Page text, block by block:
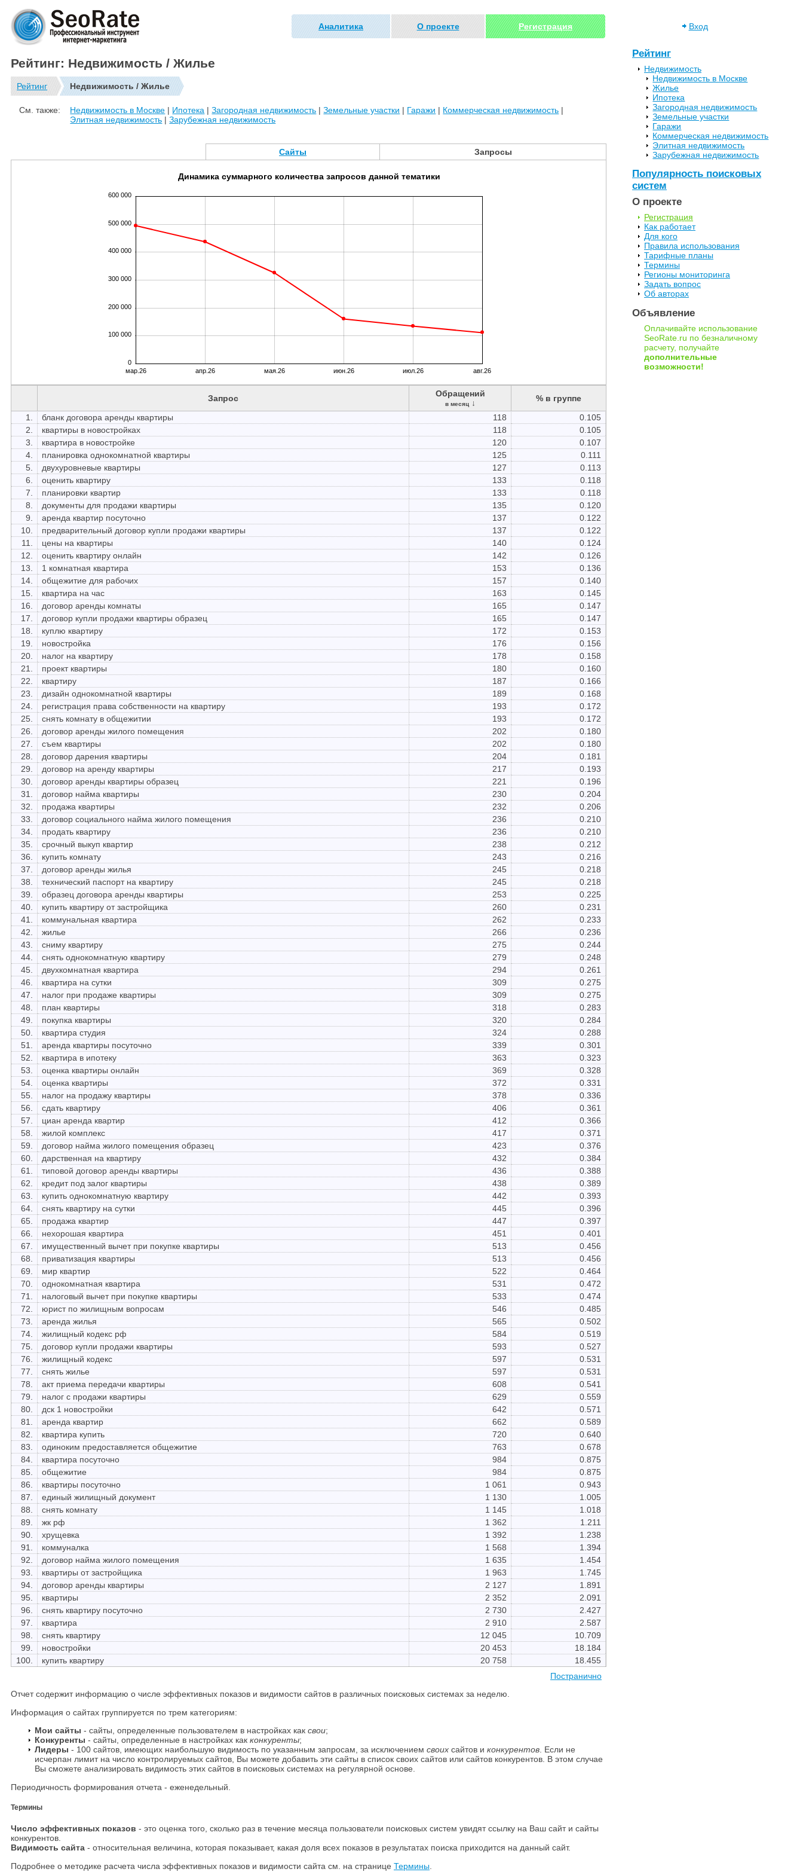
Аналитика О проекте Регистрация Вход
Рейтинг: Недвижимость / Жилье
Рейтинг Недвижимость / Жилье
См. также: Недвижимость в Москве | Ипотека |Загородная недвижимость |Земельные участки | Гаражи | Коммерческая недвижимость |
Элитная недвижимость |Зарубежная недвижимость
Сайты Запросы
0
100 000
200 000
300 000
400 000
500 000
600 000
мар.26 апр.26 мая.26 июн.26 июл.26 авг.26
Динамика суммарного количества запросов данной тематики
Запрос Обращений
в месяц↓
% в группе
1.
бланк договора аренды квартиры 118
0.105
2.
квартиры в новостройках 118
0.105
3.
квартира в новостройке 120
0.107
4.
планировка однокомнатной квартиры 125
0.111
5.
двухуровневые квартиры 127
0.113
6.
оценить квартиру 133
0.118
7.
планировки квартир 133
0.118
8.
документы для продажи квартиры 135
0.120
9.
аренда квартир посуточно 137
0.122
10.
предварительный договор купли продажи квартиры 137
0.122
11.
цены на квартиры 140
0.124
12.
оценить квартиру онлайн 142
0.126
13.
1 комнатная квартира 153
0.136
14.
общежитие для рабочих 157
0.140
15.
квартира на час 163
0.145
16.
договор аренды комнаты 165
0.147
17.
договор купли продажи квартиры образец 165
0.147
18.
куплю квартиру 172
0.153
19.
новостройка 176
0.156
20.
налог на квартиру 178
0.158
21.
проект квартиры 180
0.160
22.
квартиру 187
0.166
23.
дизайн однокомнатной квартиры 189
0.168
24.
регистрация права собственности на квартиру 193
0.172
25.
снять комнату в общежитии 193
0.172
26.
договор аренды жилого помещения 202
0.180
27.
съем квартиры 202
0.180
28.
договор дарения квартиры 204
0.181
29.
договор на аренду квартиры 217
0.193
30.
договор аренды квартиры образец 221
0.196
31.
договор найма квартиры 230
0.204
32.
продажа квартиры 232
0.206
33.
договор социального найма жилого помещения 236
0.210
34.
продать квартиру 236
0.210
35.
срочный выкуп квартир 238
0.212
36.
купить комнату 243
0.216
37.
договор аренды жилья 245
0.218
38.
технический паспорт на квартиру 245
0.218
39.
образец договора аренды квартиры 253
0.225
40.
купить квартиру от застройщика 260
0.231
41.
коммунальная квартира 262
0.233
42.
жилье 266
0.236
43.
сниму квартиру 275
0.244
44.
снять однокомнатную квартиру 279
0.248
45.
двухкомнатная квартира 294
0.261
46.
квартира на сутки 309
0.275
47.
налог при продаже квартиры 309
0.275
48.
план квартиры 318
0.283
49.
покупка квартиры 320
0.284
50.
квартира студия 324
0.288
51.
аренда квартиры посуточно 339
0.301
52.
квартира в ипотеку 363
0.323
53.
оценка квартиры онлайн 369
0.328
54.
оценка квартиры 372
0.331
55.
налог на продажу квартиры 378
0.336
56.
сдать квартиру 406
0.361
57.
циан аренда квартир 412
0.366
58.
жилой комплекс 417
0.371
59.
договор найма жилого помещения образец 423
0.376
60.
дарственная на квартиру 432
0.384
61.
типовой договор аренды квартиры 436
0.388
62.
кредит под залог квартиры 438
0.389
63.
купить однокомнатную квартиру 442
0.393
64.
снять квартиру на сутки 445
0.396
65.
продажа квартир 447
0.397
66.
нехорошая квартира 451
0.401
67.
имущественный вычет при покупке квартиры 513
0.456
68.
приватизация квартиры 513
0.456
69.
мир квартир 522
0.464
70.
однокомнатная квартира 531
0.472
71.
налоговый вычет при покупке квартиры 533
0.474
72.
юрист по жилищным вопросам 546
0.485
73.
аренда жилья 565
0.502
74.
жилищный кодекс рф 584
0.519
75.
договор купли продажи квартиры 593
0.527
76.
жилищный кодекс 597
0.531
77.
снять жилье 597
0.531
78.
акт приема передачи квартиры 608
0.541
79.
налог с продажи квартиры 629
0.559
80.
дск 1 новостройки 642
0.571
81.
аренда квартир 662
0.589
82.
квартира купить 720
0.640
83.
одиноким предоставляется общежитие 763
0.678
84.
квартира посуточно 984
0.875
85.
общежитие 984
0.875
86.
квартиры посуточно 1 061
0.943
87.
единый жилищный документ 1 130
1.005
88.
снять комнату 1 145
1.018
89.
жк рф 1 362
1.211
90.
хрущевка 1 392
1.238
91.
коммуналка 1 568
1.394
92.
договор найма жилого помещения 1 635
1.454
93.
квартиры от застройщика 1 963
1.745
94.
договор аренды квартиры 2 127
1.891
95.
квартиры 2 352
2.091
96.
снять квартиру посуточно 2 730
2.427
97.
квартира 2 910
2.587
98.
снять квартиру 12 045
10.709
99.
новостройки 20 453
18.184
100.
купить квартиру 20 758
18.455
Постранично
Отчет содержит информацию о числе эффективных показов и видимости сайтов в различных поисковых системах за неделю.
Информация о сайтах группируется по трем категориям:
Мои сайты - сайты, определенные пользователем в настройках как свои;
Конкуренты - сайты, определенные в настройках как конкуренты;
Лидеры - 100 сайтов, имеющих наибольшую видимость по указанным запросам, за исключением своих сайтов и конкурентов . Если не
исчерпан лимит на число контролируемых сайтов, Вы можете добавить эти сайты в список своих сайтов или сайтов конкурентов. В этом случае
Вы сможете анализировать видимость этих сайтов в поисковых системах на регулярной основе.
Периодичность формирования отчета - еженедельный.
Термины
Число эффективных показов - это оценка того, сколько раз в течение месяца пользователи поисковых систем увидят ссылку на Ваш сайт и сайты
конкурентов.
Видимость сайта - относительная величина, которая показывает, какая доля всех показов в результатах поиска приходится на данный сайт.
Подробнее о методике расчета числа эффективных показов и видимости сайта см. на странице Термины
Рейтинг
Недвижимость
Недвижимость в Москве
Жилье
Ипотека
Загородная недвижимость
Земельные участки
Гаражи
Коммерческая недвижимость
Элитная недвижимость
Зарубежная недвижимость
Популярность поисковых
систем
О проекте
Регистрация
Как работает
Для кого
Правила использования
Тарифные планы
Термины
Регионы мониторинга
Задать вопрос
Об авторах
Объявление
Оплачивайте использование
SeoRate.ru по безналичному
расчету, получайте
дополнительные
возможности!